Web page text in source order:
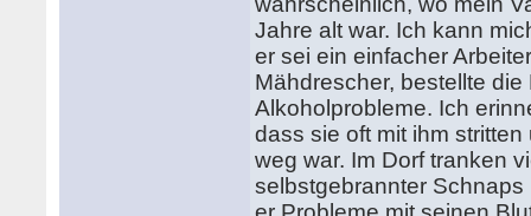
Jahre alt war. Ich kann
er sei ein einfacher
Mähdrescher, bestellte
Alkoholprobleme. Ich
dass sie oft mit ihm
weg war. Im Dorf tranken
selbstgebrannter